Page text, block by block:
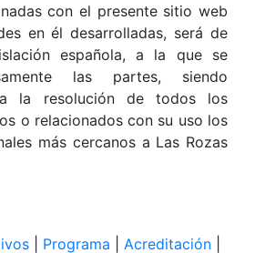
con el presente sitio web
en él desarrolladas, será de
española, a la que se
las partes, siendo
la resolución de todos los
o relacionados con su uso los
más cercanos a Las Rozas
Programa Acreditación